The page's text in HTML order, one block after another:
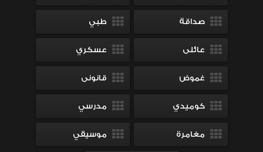
صداقة طبي
عائلى عسكري
غموض قانونى
كوميدي مدرسي
مغامرة موسيقي